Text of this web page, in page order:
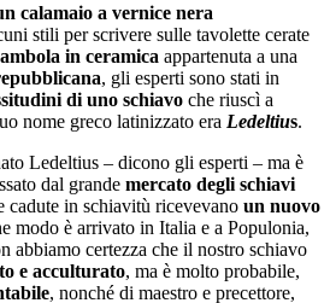
calamaio a vernice nera
stili per scrivere sulle tavolette cerate
in ceramica appartenuta a una
, gli esperti sono stati in
di uno schiavo che riuscì a
nome greco latinizzato era Ledeltius.
Ledeltius – dicono gli esperti – ma è
dal grande mercato degli schiavi
cadute in schiavitù ricevevano un nuovo
modo è arrivato in Italia e a Populonia,
abbiamo certezza che il nostro schiavo
e acculturato, ma è molto probabile,
, nonché di maestro e precettore,